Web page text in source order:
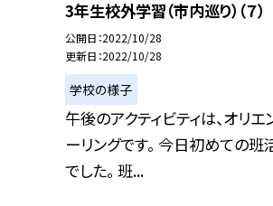
3年生校外学習（市内巡り）（７）
公開日 2022/10/28
更新日 2022/10/28
学校の様子
午後のアクティビティは、オリエ
ーリングです。 今日初めての班
でした。 班...